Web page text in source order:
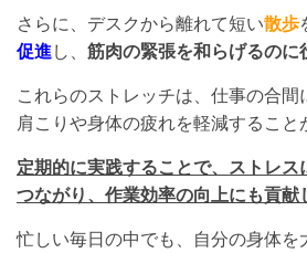
さらに、デスクから離れて短い散歩
促進し、 筋肉の緊張を和らげるのに
これらのストレッチは、仕事の合間
肩こりや身体の疲れを軽減すること
定期的に実践することで、ストレ
つながり、作業効率の向上にも貢献
忙しい毎日の中でも、自分の身体